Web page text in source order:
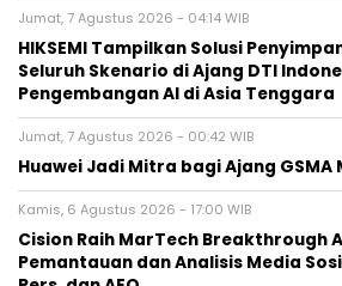
Jumat, 7 Agustus 2026 - 04:14 WIB
HIKSEMI Tampilkan Solusi
Seluruh Skenario di Ajang DTI
Pengembangan AI di Asia Tenggara
Jumat, 7 Agustus 2026 - 00:42 WIB
Huawei Jadi Mitra bagi Ajang GSMA
Kamis, 6 Agustus 2026 - 17:00 WIB
Cision Raih MarTech Breakthrough
Pemantauan dan Analisis Media